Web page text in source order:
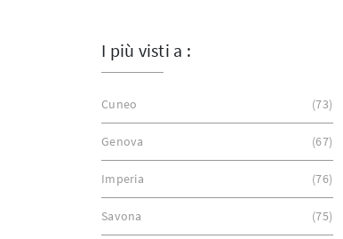
I più visti a :
Cuneo 73
Genova 67
Imperia 76
Savona 75